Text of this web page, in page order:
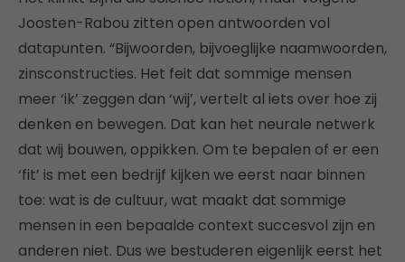
Joosten-Rabou zitten open antwoorden vol
datapunten. “Bijwoorden, bijvoeglijke naamwoorden,
zinsconstructies. Het feit dat sommige mensen
meer ‘ik’ zeggen dan ‘wij’, vertelt al iets over hoe zij
denken en bewegen. Dat kan het neurale netwerk
dat wij bouwen, oppikken. Om te bepalen of er een
‘fit’ is met een bedrijf kijken we eerst naar binnen
toe: wat is de cultuur, wat maakt dat sommige
mensen in een bepaalde context succesvol zijn en
anderen niet. Dus we bestuderen eigenlijk eerst het